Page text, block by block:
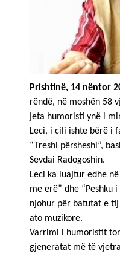
Prishtinë, 14 nëntor
rëndë, në moshën 58
jeta humoristi ynë i
Leci, i cili ishte bërë i
“Treshi përsheshi”,
Sevdai Radogoshin.
Leci ka luajtur edhe
me erë” dhe “Peshku
njohur për batutat e
ato muzikore.
Varrimi i humoristit
gjeneratat më të